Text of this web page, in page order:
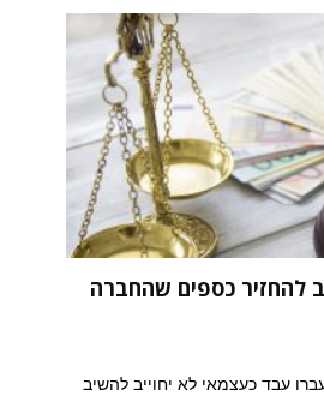
להחזיר כספים שהחברה
עבד כעצמאי לא יחוייב להשיב